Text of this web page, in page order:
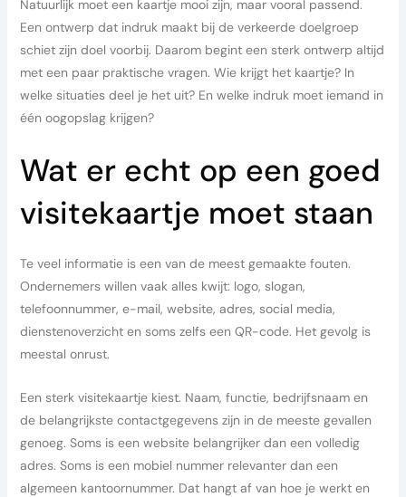
Natuurlijk moet een kaartje mooi zijn, maar vooral passend.
Een ontwerp dat indruk maakt bij de verkeerde doelgroep
schiet zijn doel voorbij. Daarom begint een sterk ontwerp altijd
met een paar praktische vragen. Wie krijgt het kaartje? In
welke situaties deel je het uit? En welke indruk moet iemand in
één oogopslag krijgen?
Wat er echt op een goed
visitekaartje moet staan
Te veel informatie is een van de meest gemaakte fouten.
Ondernemers willen vaak alles kwijt: logo, slogan,
telefoonnummer, e-mail, website, adres, social media,
dienstenoverzicht en soms zelfs een QR-code. Het gevolg is
meestal onrust.
Een sterk visitekaartje kiest. Naam, functie, bedrijfsnaam en
de belangrijkste contactgegevens zijn in de meeste gevallen
genoeg. Soms is een website belangrijker dan een volledig
adres. Soms is een mobiel nummer relevanter dan een
algemeen kantoornummer. Dat hangt af van hoe je werkt en